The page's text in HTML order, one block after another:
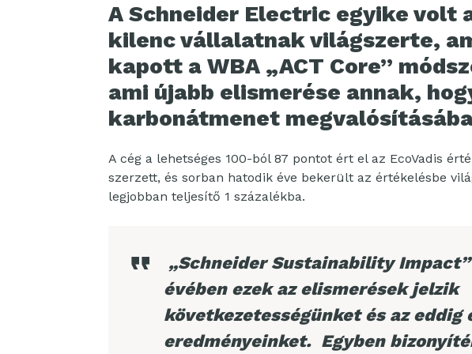
A Schneider Electric egyike volt
kilenc vállalatnak világszerte,
kapott a WBA „ACT Core”
ami újabb elismerése annak,
karbonátmenet
A cég a lehetséges 100-ból 87 pontot ért el az EcoVadis
szerzett, és sorban hatodik éve bekerült az értékelésbe
legjobban teljesítő 1 százalékba.
„Schneider Sustainability
évében ezek az elismerések jelzik
következetességünket és az eddig
eredményeinket. Egyben